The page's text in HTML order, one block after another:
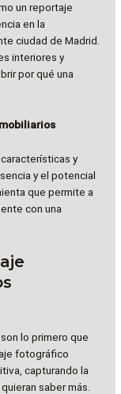
un reportaje
en la
ciudad de Madrid.
interiores y
por qué una
y
y el potencial
que permite a
con una
lo primero que
fotográfico
capturando la
saber más.